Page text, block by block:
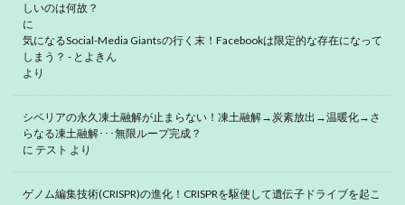
しいのは何故？
に
気になるSocial-Media Giantsの行く末！Facebookは限定的な存在になって
しまう？ - とよきん
より
シベリアの永久凍土融解が止まらない！凍土融解→炭素放出→温暖化→さ
らなる凍土融解･･･無限ループ完成？
に テスト より
ゲノム編集技術(CRISPR)の進化！CRISPRを駆使して遺伝子ドライブを起こ